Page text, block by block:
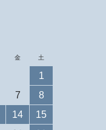
金 土
1
7
8
14
15